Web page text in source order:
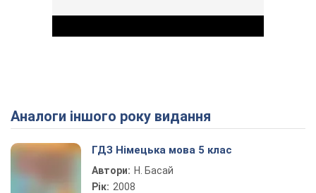
Play Video
Аналоги іншого року видання
ГДЗ Німецька мова 5 клас
Автори: Н. Баcай
Рік: 2008